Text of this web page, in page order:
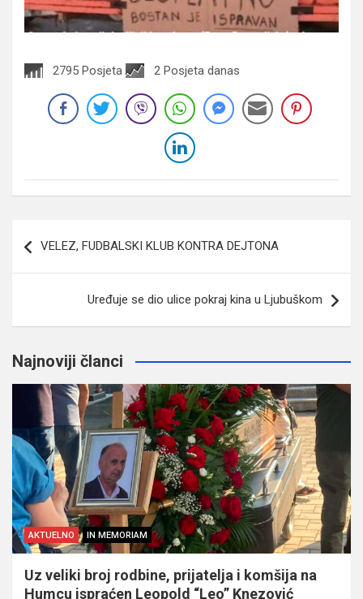
2795 Posjeta 2 Posjeta danas
članaka
VELEZ, FUDBALSKI KLUB KONTRA DEJTONA
Uređuje se dio ulice pokraj kina u Ljubuškom
Najnoviji članci
AKTUELNO IN MEMORIAM
Uz veliki broj rodbine, prijatelja i komšija na
Humcu ispraćen Leopold “Leo” Knezović